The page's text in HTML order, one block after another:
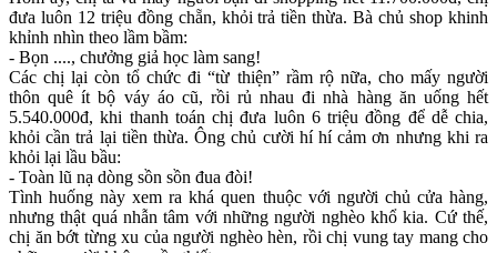
đưa luôn 12 triệu đồng chẵn, khỏi trả tiền thừa. Bà chủ shop khinh
khỉnh nhìn theo lầm bầm:
- Bọn ...., chưởng giả học làm sang!
Các chị lại còn tổ chức đi “từ thiện” rầm rộ nữa, cho mấy người
thôn quê ít bộ váy áo cũ, rồi rủ nhau đi nhà hàng ăn uống hết
5.540.000đ, khi thanh toán chị đưa luôn 6 triệu đồng để dễ chia,
khỏi cần trả lại tiền thừa. Ông chủ cười hí hí cảm ơn nhưng khi ra
khỏi lại lầu bầu:
- Toàn lũ nạ dòng sồn sồn đua đòi!
Tình huống này xem ra khá quen thuộc với người chủ cửa hàng,
nhưng thật quá nhẫn tâm với những người nghèo khổ kia. Cứ thế,
chị ăn bớt từng xu của người nghèo hèn, rồi chị vung tay mang cho